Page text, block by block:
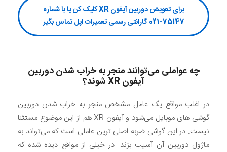
برای تعویض دوربین آیفون XR کلیک کن یا با شماره
75147-021 گارانتی رسمی تعمیرات اپل تماس بگیر
چه عواملی می‌توانند منجر به خراب شدن دوربین
آیفونXRشوند؟
در اغلب مواقع یک عامل مشخص منجر به خراب شدن دوربین
گوشی های موبایل می‌شود و آیفون XR هم از این موضوع مستثنا
نیست. در این گوشی ضربه اصلی ترین عاملی است که می‌تواند به
ماژول دوربین آن آسیب بزند. در خیلی از مواقع دیده شده که